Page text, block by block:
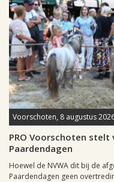
Voorschoten, 8 augustus
PRO Voorschoten
Paardendagen
Hoewel de NVWA dit bij de
Paardendagen geen